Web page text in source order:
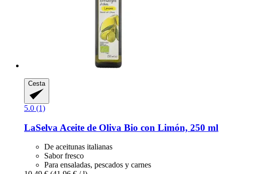
Cesta
5.0 (1)
LaSelva Aceite de Oliva Bio con Limón, 250 ml
De aceitunas italianas
Sabor fresco
Para ensaladas, pescados y carnes